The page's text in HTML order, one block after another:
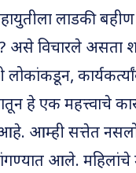
लाडकी
असे विचारले असता
हे एक महत्त्वाचे
आम्ही सत्तेत
आले. महिलांचे